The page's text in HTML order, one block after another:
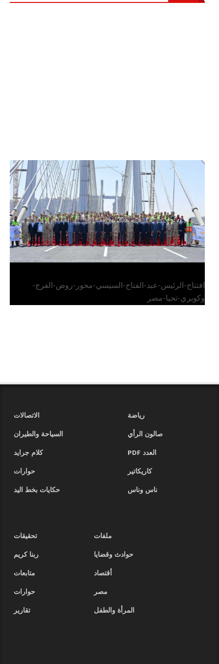
الرئيس عبد الفتاح السيسي يفتتح محور روض الفرج
وكوبري تحيا مصر
افتتاح-الرئيس-عبد-الفتاح-السيسي-محور-روض-الفرج-
وكوبري-تحيا-مصر
رياضة
الاتصالات
صالون الرأي
السياحة والطيران
العدد PDF
كلام جرايد
كاريكاتير
حوارات
ناس وناس
حكايات بخط اليد
ملفات
تحقيقات
حوادث وقضايا
ربنا كريم
أقتصاد
متابعات
مصر
حوارات
المرأة والطفل
تقارير